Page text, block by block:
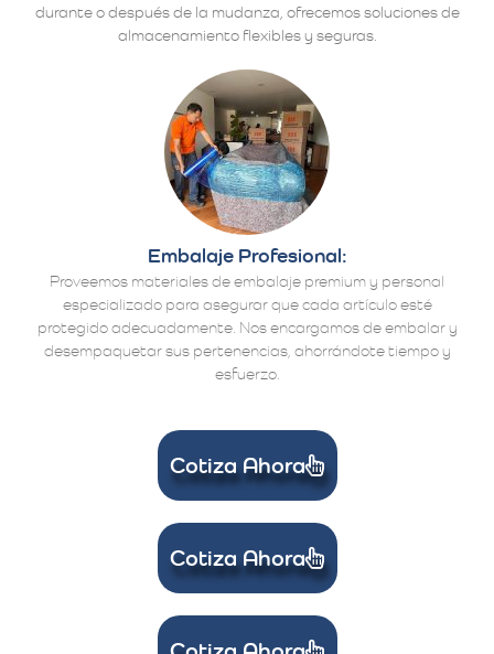
durante o después de la mudanza, ofrecemos soluciones de
almacenamiento flexibles y seguras.
Embalaje Profesional:
Proveemos materiales de embalaje premium y personal
especializado para asegurar que cada artículo esté
protegido adecuadamente. Nos encargamos de embalar y
desempaquetar sus pertenencias, ahorrándote tiempo y
esfuerzo.
Cotiza Ahora
Cotiza Ahora